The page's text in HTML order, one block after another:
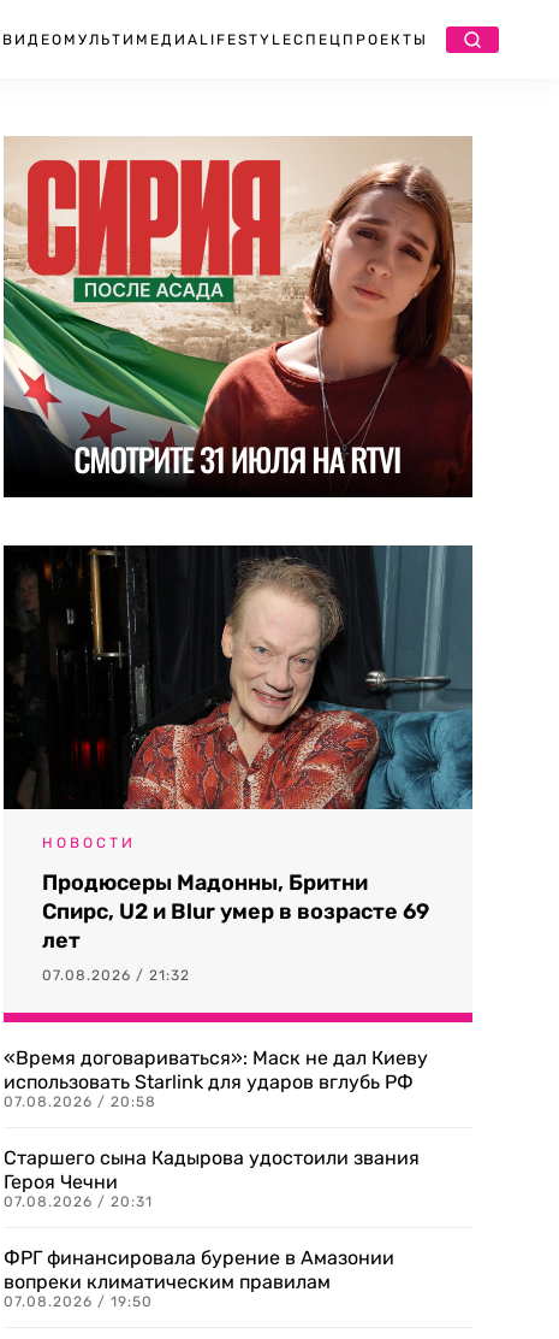
ВИДЕО МУЛЬТИМЕДИА LIFESTYLEСПЕЦПРОЕКТЫ
НОВОСТИ
Продюсеры Мадонны, Бритни
Спирс, U2 и Blur умер в возрасте 69
лет
07.08.2026 / 21:32
«Время договариваться»: Маск не дал Киеву
использовать Starlink для ударов вглубь РФ
07.08.2026 / 20:58
Старшего сына Кадырова удостоили звания
Героя Чечни
07.08.2026 / 20:31
ФРГ финансировала бурение в Амазонии
вопреки климатическим правилам
07.08.2026 / 19:50